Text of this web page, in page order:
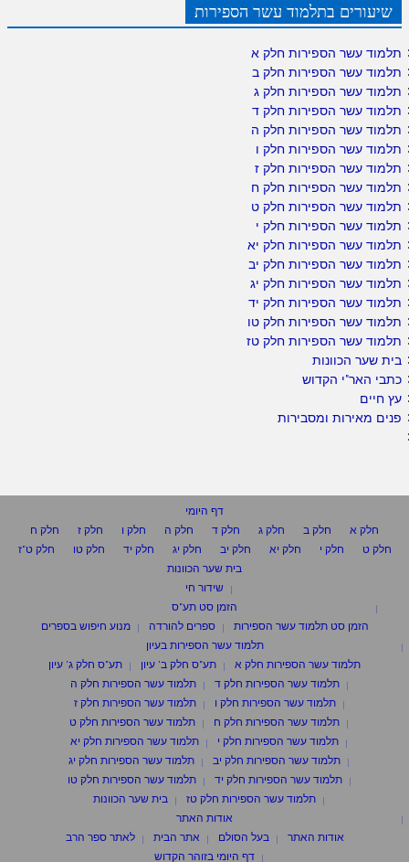
שיעורים בתלמוד עשר הספירות
תלמוד עשר הספירות חלק א
תלמוד עשר הספירות חלק ב
תלמוד עשר הספירות חלק ג
תלמוד עשר הספירות חלק ד
תלמוד עשר הספירות חלק ה
תלמוד עשר הספירות חלק ו
תלמוד עשר הספירות חלק ז
תלמוד עשר הספירות חלק ח
תלמוד עשר הספירות חלק ט
תלמוד עשר הספירות חלק י
תלמוד עשר הספירות חלק יא
תלמוד עשר הספירות חלק יב
תלמוד עשר הספירות חלק יג
תלמוד עשר הספירות חלק יד
תלמוד עשר הספירות חלק טו
תלמוד עשר הספירות חלק טז
בית שער הכוונות
כתבי האר"י הקדוש
עץ חיים
פנים מאירות ומסבירות
דף היומי
חלק א
חלק ב חלק ג חלק ד חלק ה חלק ו חלק ז
חלק ח
חלק ט
חלק י חלק יא חלק יב חלק יג חלק יד חלק טו
חלק ט"ז
בית שער הכוונות
שידור חי
הזמן סט תע"ס
הזמן סט תלמוד עשר הספירות
ספרים להורדה
מנוע חיפוש בספרים
תלמוד עשר הספירות בעיון
תלמוד עשר הספירות חלק א
תע"ס חלק ב' עיון
תע"ס חלק ג' עיון
תלמוד עשר הספירות חלק ד
תלמוד עשר הספירות חלק ה
תלמוד עשר הספירות חלק ו
תלמוד עשר הספירות חלק ז
תלמוד עשר הספירות חלק ח
תלמוד עשר הספירות חלק ט
תלמוד עשר הספירות חלק י
תלמוד עשר הספירות חלק יא
תלמוד עשר הספירות חלק יב
תלמוד עשר הספירות חלק יג
תלמוד עשר הספירות חלק יד
תלמוד עשר הספירות חלק טו
תלמוד עשר הספירות חלק טז
בית שער הכוונות
אודות האתר
אודות האתר
בעל הסולם אתר הבית
לאתר ספר הרב
דף היומי בזוהר הקדוש